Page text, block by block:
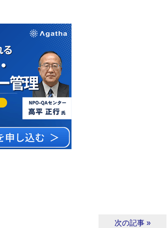
次の記事 »